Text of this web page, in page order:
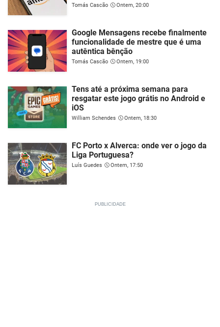
Tomás Cascão Ontem, 20:00
Google Mensagens recebe finalmente
funcionalidade de mestre que é uma
autêntica bênção
Tomás Cascão Ontem, 19:00
Tens até a próxima semana para
resgatar este jogo grátis no Android e
iOS
William Schendes Ontem, 18:30
FC Porto x Alverca: onde ver o jogo da
Liga Portuguesa?
Luís Guedes Ontem, 17:50